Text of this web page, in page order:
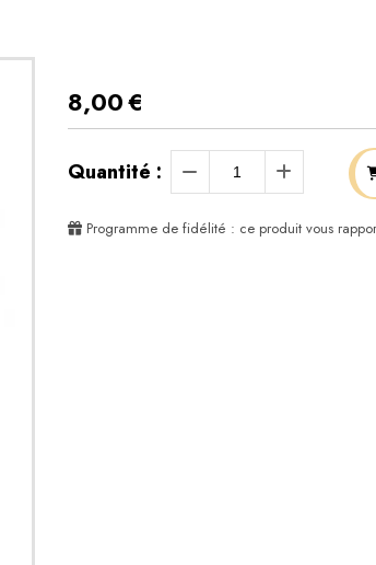
8,00€
Quantité :
Programme de fidélité : ce produit vous